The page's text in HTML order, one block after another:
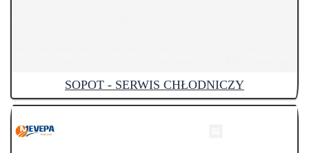
SOPOT - SERWIS CHŁODNICZY